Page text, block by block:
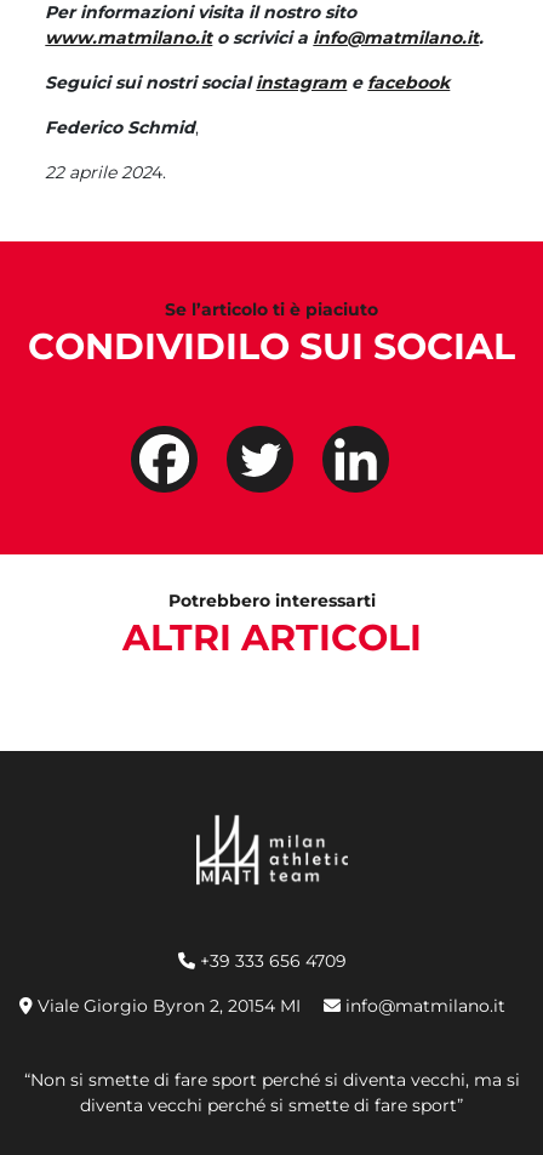
Per informazioni visita il nostro sito
www.matmilano.ito scrivici a info@matmilano.it.
Seguici sui nostri socialinstagram e facebook
Federico Schmid,
22 aprile 2024.
Se l’articolo ti è piaciuto
CONDIVIDILO SUI SOCIAL
Potrebbero interessarti
ALTRI ARTICOLI
+39 333 656 4709
Viale Giorgio Byron 2, 20154 MI info@matmilano.it
“Non si smette di fare sport perché si diventa vecchi, ma si
diventa vecchi perché si smette di fare sport”